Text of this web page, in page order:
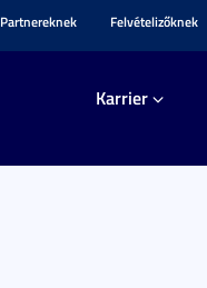
Partnereknek Felvételizőknek
Karrier